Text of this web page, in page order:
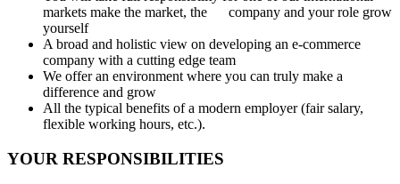
markets make the market, the company and your role grow
yourself
A broad and holistic view on developing an e-commerce
company with a cutting edge team
We offer an environment where you can truly make a
difference and grow
All the typical benefits of a modern employer (fair salary,
flexible working hours, etc.).
YOUR RESPONSIBILITIES